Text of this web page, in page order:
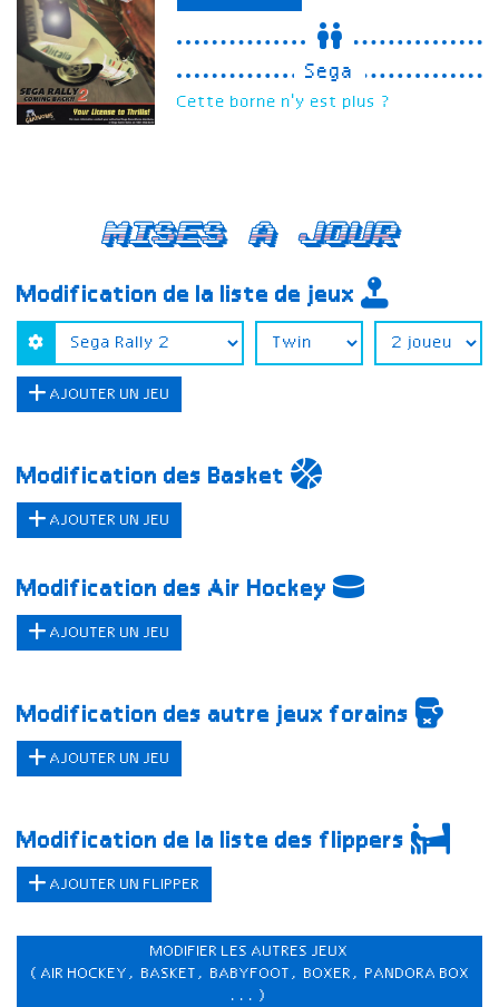
Sega
Cette borne n'y est plus ?
Mises a jour
Modification de la liste de jeux
AJOUTER UN JEU
Modification des Basket
AJOUTER UN JEU
Modification des Air Hockey
AJOUTER UN JEU
Modification des autre jeux forains
AJOUTER UN JEU
Modification de la liste des flippers
AJOUTER UN FLIPPER
MODIFIER LES AUTRES JEUX
(AIR HOCKEY, BASKET, BABYFOOT, BOXER, PANDORA BOX
...)